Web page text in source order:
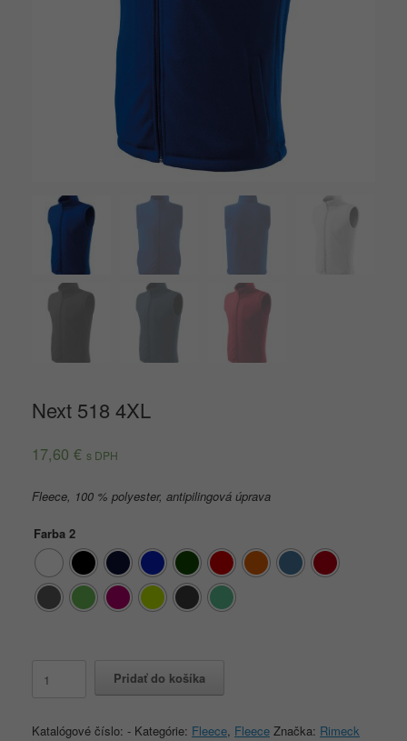
Next 518 4XL
17,60 € s DPH
Fleece, 100 % polyester, antipilingová úprava
Farba 2
Next
Pridať do košíka
Katalógové číslo: - Kategórie: Fleece, Fleece Značka: Rimeck